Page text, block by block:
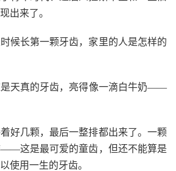
出来了。
长第一颗牙齿，家里的人是怎样的
天真的牙齿，亮得像一滴白牛奶——
几颗，最后一整排都出来了。一颗
这是最可爱的童齿，但还不能算是
使用一生的牙齿。